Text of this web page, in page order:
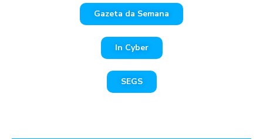
Gazeta da Semana
In Cyber
SEGS